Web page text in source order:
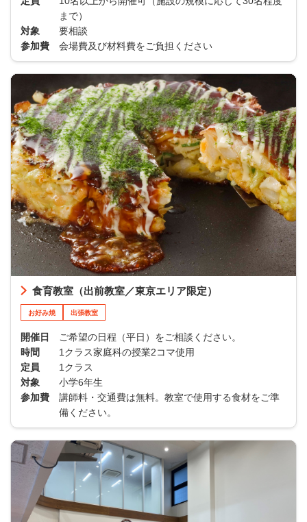
まで）
対象
要相談
参加費
会場費及び材料費をご負担ください
食育教室（出前教室／東京エリア限定）
お好み焼 出張教室
開催日
ご希望の日程（平日）をご相談ください。
時間
1クラス家庭科の授業2コマ使用
定員
1クラス
対象
小学6年生
参加費
講師料・交通費は無料。教室で使用する食材をご準
備ください。